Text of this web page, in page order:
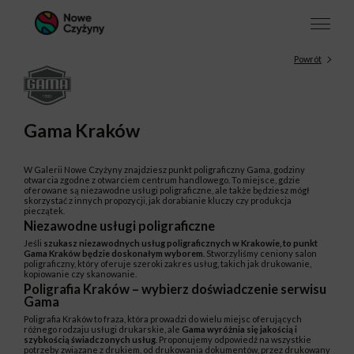
Powrót
Gama Kraków
W Galerii Nowe Czyżyny znajdziesz punkt poligraficzny Gama, godziny
otwarcia zgodne z otwarciem centrum handlowego. To miejsce, gdzie
oferowane są niezawodne usługi poligraficzne, ale także będziesz mógł
skorzystać z innych propozycji, jak dorabianie kluczy czy produkcja
pieczątek.
Niezawodne usługi poligraficzne
Jeśli szukasz niezawodnych usług poligraficznych w Krakowie, to punkt
Gama Kraków będzie doskonałym wyborem . Stworzyliśmy ceniony salon
poligraficzny, który oferuje szeroki zakres usług, takich jak drukowanie,
kopiowanie czy skanowanie.
Poligrafia Kraków – wybierz doświadczenie serwisu
Gama
Poligrafia Kraków to fraza, która prowadzi do wielu miejsc oferujących
różnego rodzaju usługi drukarskie, ale Gama wyróżnia się jakością i
szybkością świadczonych usług . Proponujemy odpowiedź na wszystkie
potrzeby związane z drukiem, od drukowania dokumentów, przez drukowany